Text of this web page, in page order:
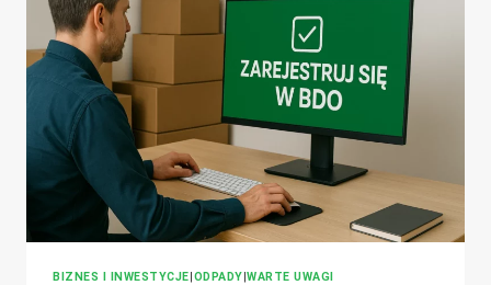
SPRAWOZDANIE?
BIZNES I INWESTYCJE|ODPADY|WARTE UWAGI